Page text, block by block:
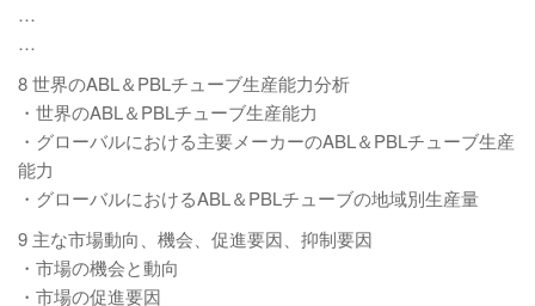
…
…
8 世界のABL＆PBLチューブ生産能力分析
・世界のABL＆PBLチューブ生産能力
・グローバルにおける主要メーカーのABL＆PBLチューブ生産
能力
・グローバルにおけるABL＆PBLチューブの地域別生産量
9 主な市場動向、機会、促進要因、抑制要因
・市場の機会と動向
・市場の促進要因